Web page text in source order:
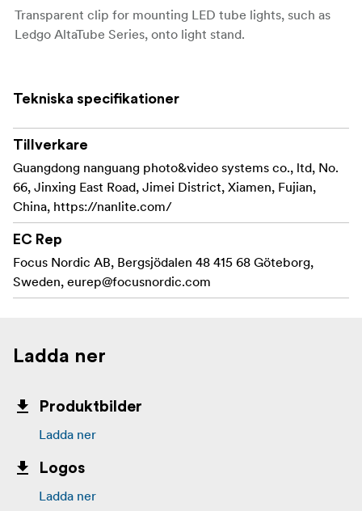
Transparent clip for mounting LED tube lights, such as
Ledgo AltaTube Series, onto light stand.
Tekniska specifikationer
Tillverkare
Guangdong nanguang photo&video systems co., ltd, No.
66, Jinxing East Road, Jimei District, Xiamen, Fujian,
China, https://nanlite.com/
EC Rep
Focus Nordic AB, Bergsjödalen 48 415 68 Göteborg,
Sweden, eurep@focusnordic.com
Ladda ner
Produktbilder
Ladda ner
Logos
Ladda ner